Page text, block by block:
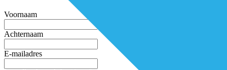
Voornaam
Achternaam
E-mailadres